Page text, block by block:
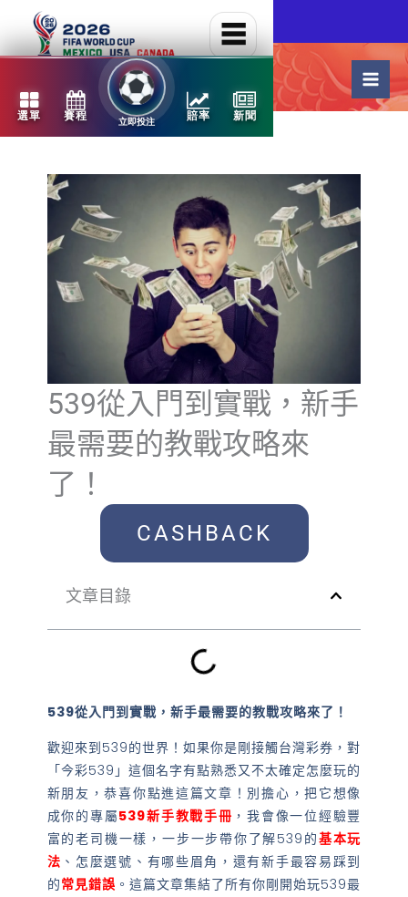
主
容
539從入門到實戰，新手
最需要的教戰攻略來
了！
CASHBACK
文章目錄
539從入門到實戰，新手最需要的教戰攻略來了！
歡迎來到539的世界！如果你是剛接觸台灣彩券，對
「今彩539」這個名字有點熟悉又不太確定怎麼玩的
新朋友，恭喜你點進這篇文章！別擔心，把它想像
成你的專屬539新手教戰手冊 ，我會像一位經驗豐
富的老司機一樣，一步一步帶你了解539的基本玩
法 、怎麼選號、有哪些眉角，還有新手最容易踩到
的常見錯誤 。這篇文章集結了所有你剛開始玩539最